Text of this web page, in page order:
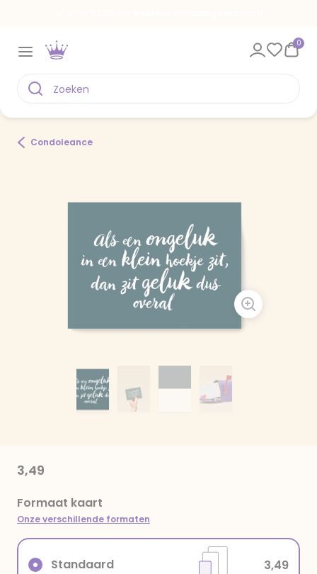
0
Condoleance
3,49
Formaat kaart
Onze verschillende formaten
Standaard 3,49